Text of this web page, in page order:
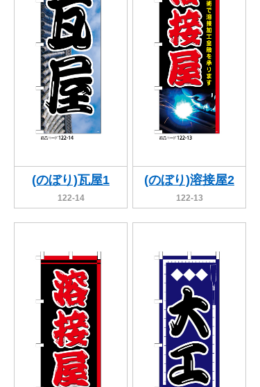
(のぼり)瓦屋1
122-14
(のぼり)溶接屋2
122-13